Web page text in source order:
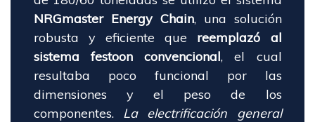
NRGmaster Energy Chain, una solución
robusta y eficiente que reemplazó al
sistema festoon convencional, el cual
resultaba poco funcional por las
dimensiones y el peso de los
componentes. La electrificación general